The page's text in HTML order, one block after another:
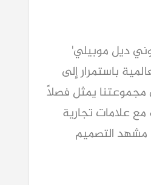
ديل موبيلي'
باستمرار إلى
مجموعتنا يمثل فصلاً
مع علامات تجارية
مشهد التصميم